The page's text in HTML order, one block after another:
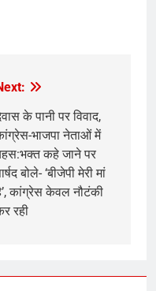
के पानी पर विवाद,
भाजपा नेताओं में
कहे जाने पर
बोले- ‘बीजेपी मेरी मां
कांग्रेस केवल नौटंकी
रही